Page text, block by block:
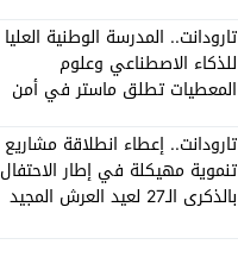
تارودانت.. المدرسة الوطنية العليا
للذكاء الاصطناعي وعلوم
المعطيات تطلق ماستر في أمن
تارودانت.. إعطاء انطلاقة مشاريع
تنموية مهيكلة في إطار الاحتفال
بالذكرى الـ27 لعيد العرش المجيد